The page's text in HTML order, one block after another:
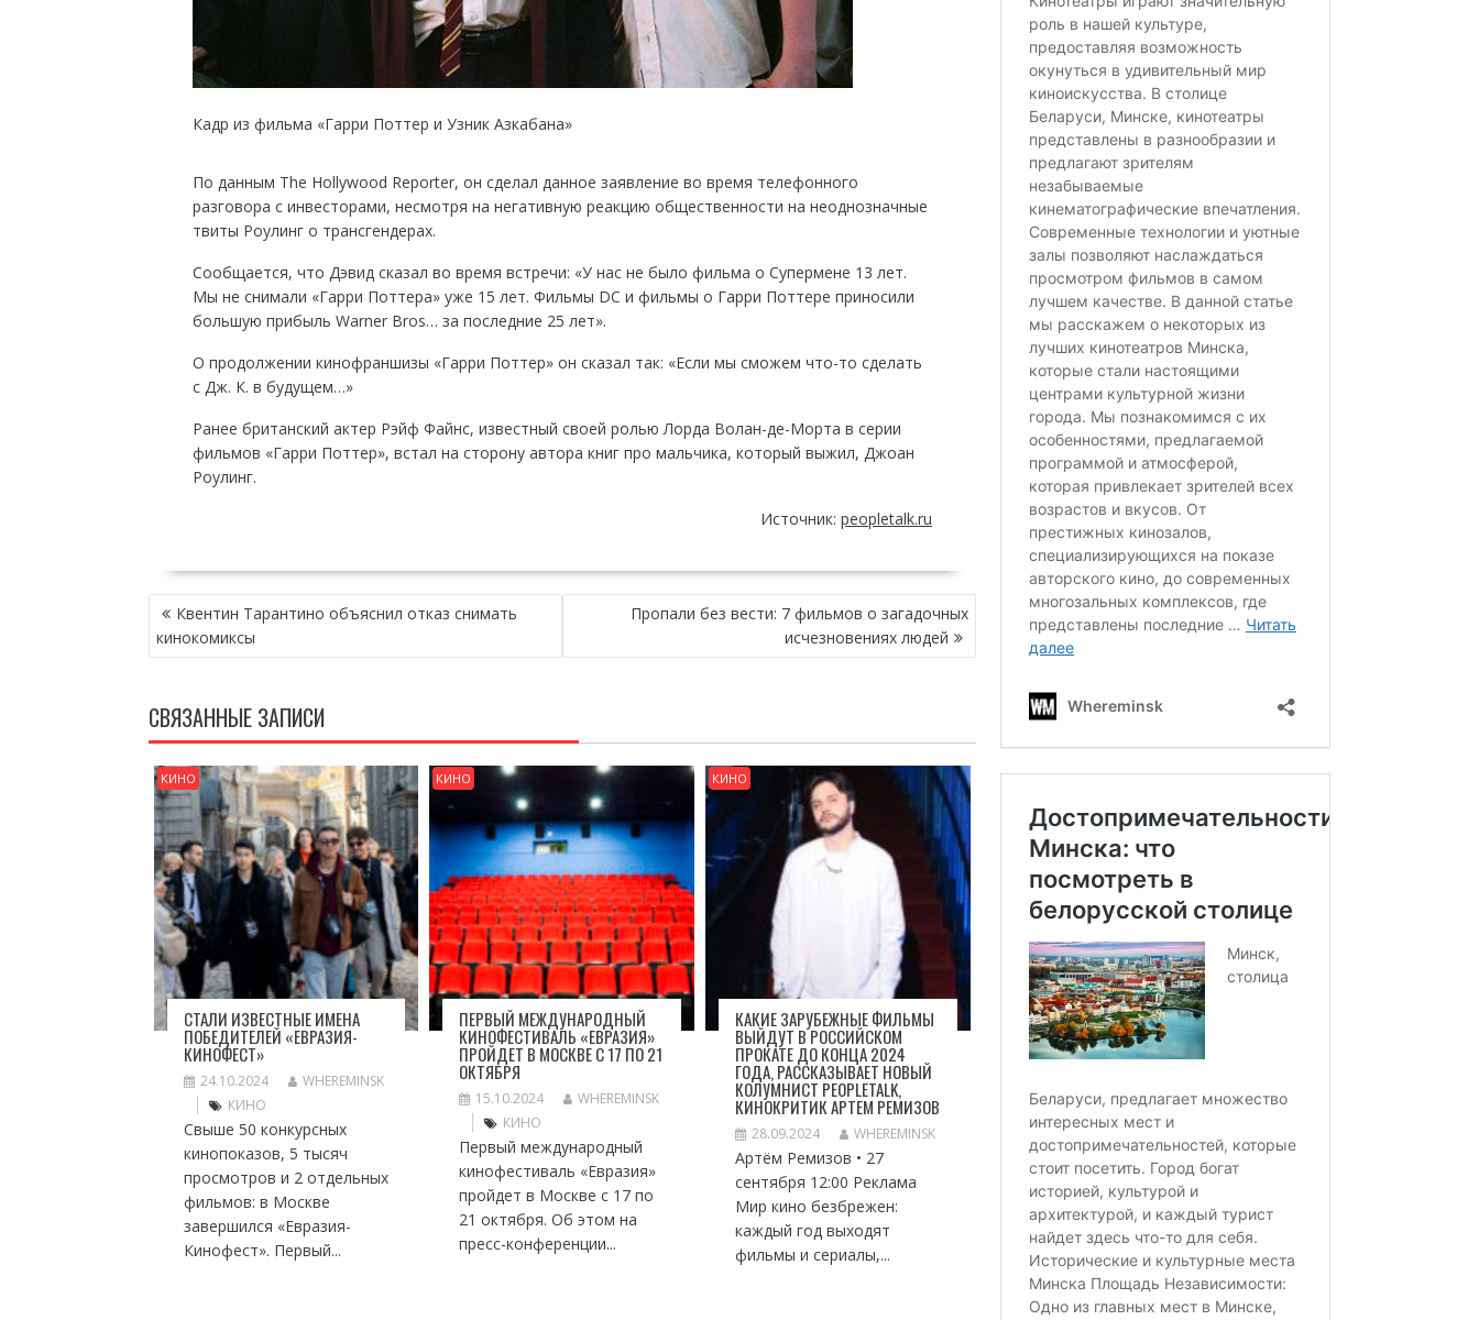
Кадр из фильма «Гарри Поттер и Узник Азкабана»
По данным The Hollywood Reporter, он сделал данное заявление во время телефонного
разговора с инвесторами, несмотря на негативную реакцию общественности на неоднозначные
твиты Роулинг о трансгендерах.
Сообщается, что Дэвид сказал во время встречи: «У нас не было фильма о Супермене 13 лет.
Мы не снимали «Гарри Поттера» уже 15 лет. Фильмы DC и фильмы о Гарри Поттере приносили
большую прибыль Warner Bros… за последние 25 лет».
О продолжении кинофраншизы «Гарри Поттер» он сказал так: «Если мы сможем что-то сделать
с Дж. К. в будущем…»
Ранее британский актер Рэйф Файнс, известный своей ролью Лорда Волан-де-Морта в серии
фильмов «Гарри Поттер», встал на сторону автора книг про мальчика, который выжил, Джоан
Роулинг.
Источник: peopletalk.ru
НАВИГАЦИЯ
ПО
ЗАПИСЯМ
Квентин Тарантино объяснил отказ снимать
кинокомиксы
Пропали без вести: 7 фильмов о загадочных
исчезновениях людей
СВЯЗАННЫЕ ЗАПИСИ
КИНО
СТАЛИ ИЗВЕСТНЫЕ ИМЕНА
ПОБЕДИТЕЛЕЙ «ЕВРАЗИЯ-
КИНОФЕСТ»
24.10.2024
WHEREMINSK
КИНО
Свыше 50 конкурсных
кинопоказов, 5 тысяч
просмотров и 2 отдельных
фильмов: в Москве
завершился «Евразия-
Кинофест». Первый...
КИНО
ПЕРВЫЙ МЕЖДУНАРОДНЫЙ
КИНОФЕСТИВАЛЬ «ЕВРАЗИЯ»
ПРОЙДЕТ В МОСКВЕ С 17 ПО 21
ОКТЯБРЯ
15.10.2024
WHEREMINSK
КИНО
Первый международный
кинофестиваль «Евразия»
пройдет в Москве с 17 по
21 октября. Об этом на
пресс-конференции...
КИНО
КАКИЕ ЗАРУБЕЖНЫЕ ФИЛЬМЫ
ВЫЙДУТ В РОССИЙСКОМ
ПРОКАТЕ ДО КОНЦА 2024
ГОДА, РАССКАЗЫВАЕТ НОВЫЙ
КОЛУМНИСТ PEOPLETALK,
КИНОКРИТИК АРТЕМ РЕМИЗОВ
28.09.2024 WHEREMINSK
Артём Ремизов • 27
сентября 12:00 Реклама
Мир кино безбрежен:
каждый год выходят
фильмы и сериалы,...